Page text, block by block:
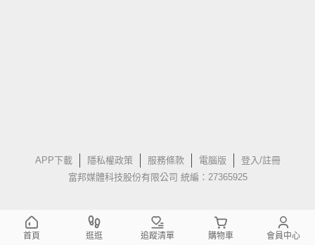
APP下載 隱私權政策 服務條款 電腦版
登入/註冊
富邦媒體科技股份有限公司 統編：27365925
首頁 逛逛 追蹤清單 購物車 會員中心